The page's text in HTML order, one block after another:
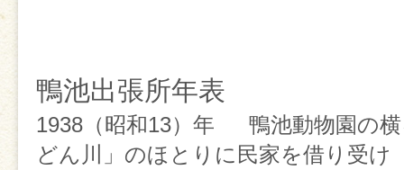
※参加を希望される方は7月24
鴨池出張所(099‐254‐1717)まで
鴨池出張所年表
1938（昭和13）年 鴨池動物園の横
どん川」のほとりに民家を借り受け